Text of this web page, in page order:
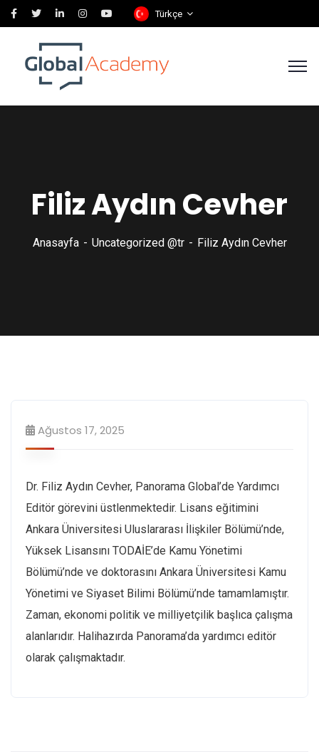
Türkçe
Filiz Aydın Cevher
Anasayfa Uncategorized @tr Filiz Aydın Cevher
Ağustos 17, 2025
Dr. Filiz Aydın Cevher, Panorama Global’de Yardımcı
Editör görevini üstlenmektedir. Lisans eğitimini
Ankara Üniversitesi Uluslararası İlişkiler Bölümü’nde,
Yüksek Lisansını TODAİE’de Kamu Yönetimi
Bölümü’nde ve doktorasını Ankara Üniversitesi Kamu
Yönetimi ve Siyaset Bilimi Bölümü’nde tamamlamıştır.
Zaman, ekonomi politik ve milliyetçilik başlıca çalışma
alanlarıdır. Halihazırda Panorama’da yardımcı editör
olarak çalışmaktadır.